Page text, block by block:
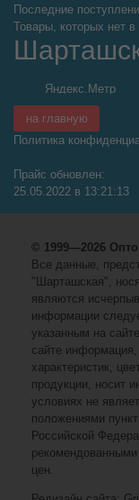
Последние
Товары, которых нет в
на главную
Политика
Прайс обновлен:
25.05.2022 в 13:21:13
© 1999—2026
Все данные,
"Шарташская",
являются
информации
указанным на
сайте
характеристик,
продукции, носит
условиях не
положениями
Российской
рекомендованными
цен.